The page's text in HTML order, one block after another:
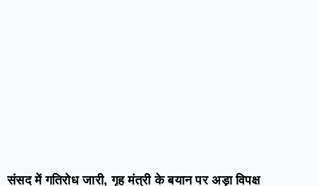
संसद में गतिरोध जारी, गृह मंत्री के बयान पर अड़ा विपक्ष